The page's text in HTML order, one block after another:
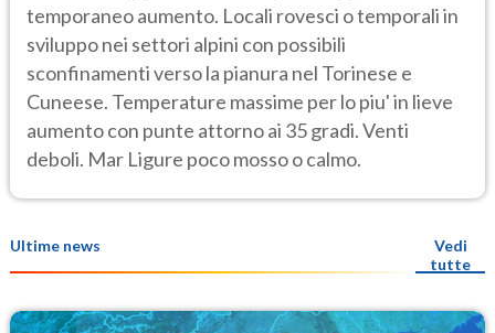
temporaneo aumento. Locali rovesci o temporali in
sviluppo nei settori alpini con possibili
sconfinamenti verso la pianura nel Torinese e
Cuneese. Temperature massime per lo piu' in lieve
aumento con punte attorno ai 35 gradi. Venti
deboli. Mar Ligure poco mosso o calmo.
Ultime news
Vedi
tutte